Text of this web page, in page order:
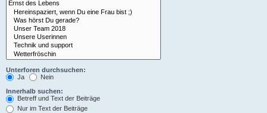
Unterforen durchsuchen:
Ja
Nein
Innerhalb suchen:
Betreff und Text der Beiträge
Nur im Text der Beiträge